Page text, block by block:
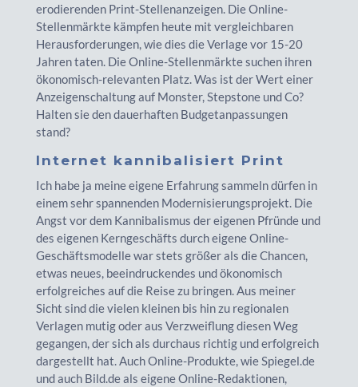
erodierenden Print-Stellenanzeigen. Die Online-
Stellenmärkte kämpfen heute mit vergleichbaren
Herausforderungen, wie dies die Verlage vor 15-20
Jahren taten. Die Online-Stellenmärkte suchen ihren
ökonomisch-relevanten Platz. Was ist der Wert einer
Anzeigenschaltung auf Monster, Stepstone und Co?
Halten sie den dauerhaften Budgetanpassungen
stand?
Internet kannibalisiert Print
Ich habe ja meine eigene Erfahrung sammeln dürfen in
einem sehr spannenden Modernisierungsprojekt. Die
Angst vor dem Kannibalismus der eigenen Pfründe und
des eigenen Kerngeschäfts durch eigene Online-
Geschäftsmodelle war stets größer als die Chancen,
etwas neues, beeindruckendes und ökonomisch
erfolgreiches auf die Reise zu bringen. Aus meiner
Sicht sind die vielen kleinen bis hin zu regionalen
Verlagen mutig oder aus Verzweiflung diesen Weg
gegangen, der sich als durchaus richtig und erfolgreich
dargestellt hat. Auch Online-Produkte, wie Spiegel.de
und auch Bild.de als eigene Online-Redaktionen,